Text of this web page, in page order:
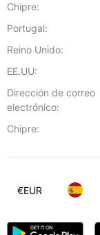
Chipre:
Portugal:
Reino Unido:
EE.UU:
Dirección de correo
electrónico:
Chipre:
€EUR